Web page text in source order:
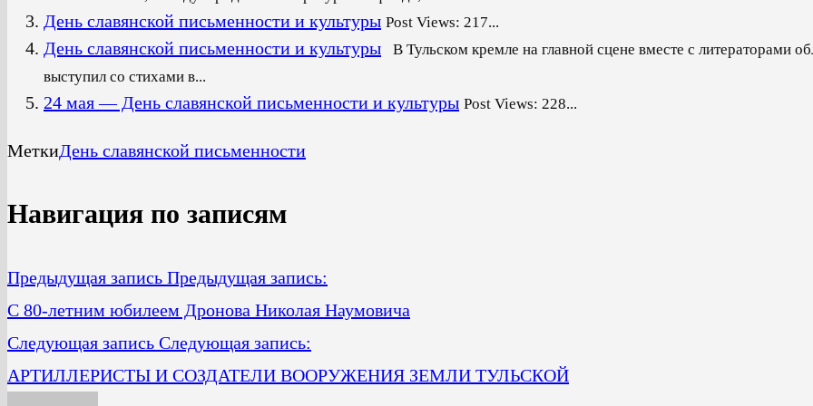
День славянской письменности и культуры Post Views: 217...
День славянской письменности и культуры
В Тульском кремле на главной сцене вместе с литераторами
выступил со стихами в...
24 мая — День славянской письменности и культуры Post Views: 228...
МеткиДень славянской письменности
Навигация по записям
Предыдущая запись Предыдущая запись:
C 80-летним юбилеем Дронова Николая Наумовича
Следующая запись Следующая запись:
АРТИЛЛЕРИСТЫ И СОЗДАТЕЛИ ВООРУЖЕНИЯ ЗЕМЛИ ТУЛЬСКОЙ